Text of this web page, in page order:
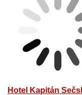
Hotel Kapitán